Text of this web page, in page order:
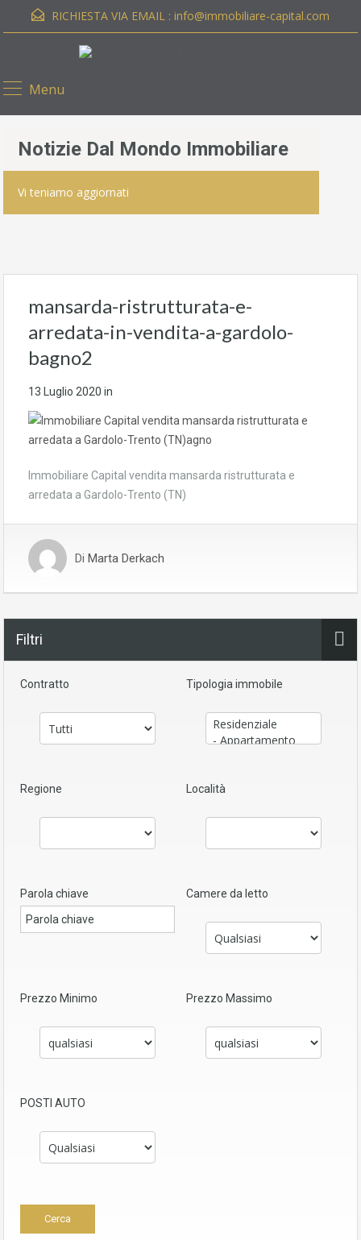
RICHIESTA VIA EMAIL : info@immobiliare-capital.com
Menu
Notizie Dal Mondo Immobiliare
Vi teniamo aggiornati
mansarda-ristrutturata-e-
arredata-in-vendita-a-gardolo-
bagno2
13 Luglio 2020 in
Immobiliare Capital vendita mansarda ristrutturata e
arredata a Gardolo-Trento (TN)
Di Marta Derkach
Filtri
Contratto Tipologia immobile
Regione Località
Parola chiave Camere da letto
Prezzo Minimo Prezzo Massimo
POSTI AUTO